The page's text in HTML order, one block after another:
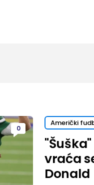
0
Američki
vraća
Donald